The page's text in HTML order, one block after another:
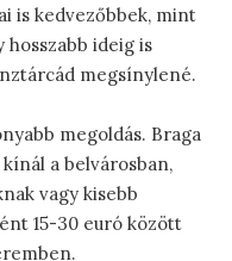
is kedvezőbbek, mint
hosszabb ideig is
megsínylené.
megoldás. Braga
a belvárosban,
vagy kisebb
15-30 euró között